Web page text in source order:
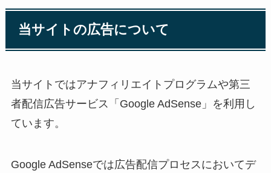
当サイトの広告について
当サイトではアナフィリエイトプログラムや第三
者配信広告サービス「Google AdSense」を利用し
ています。
Google AdSenseでは広告配信プロセスにおいてデ